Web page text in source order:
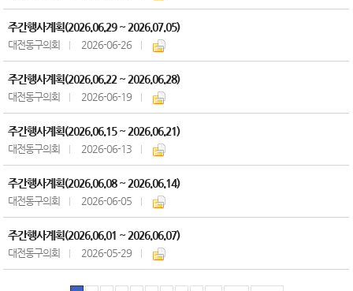
주간행사계획(2026.06.29 ~ 2026.07.05)
대전동구의회 2026-06-26
주간행사계획(2026.06.22 ~ 2026.06.28)
대전동구의회 2026-06-19
주간행사계획(2026.06.15 ~ 2026.06.21)
대전동구의회 2026-06-13
주간행사계획(2026.06.08 ~ 2026.06.14)
대전동구의회 2026-06-05
주간행사계획(2026.06.01 ~ 2026.06.07)
대전동구의회 2026-05-29